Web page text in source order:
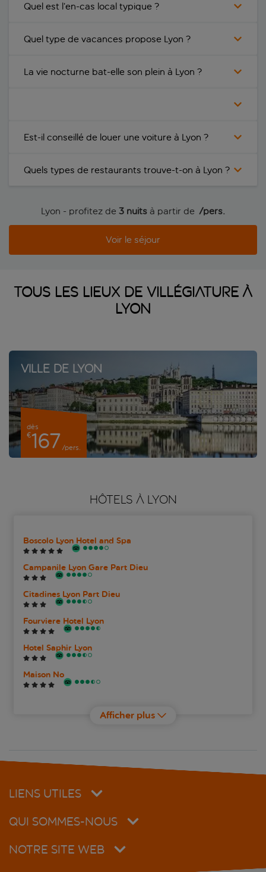
Quel est l’en-cas local typique ?
Quel type de vacances propose Lyon ?
La vie nocturne bat-elle son plein à Lyon ?
Est-il conseillé de louer une voiture à Lyon ?
Quels types de restaurants trouve-t-on à Lyon ?
Lyon - profitez de 3 nuits à partir de /pers.
Voir le séjour
Tous les lieux de villégiature à
Lyon
Ville de Lyon
dès
€167 /pers.
HÔTELS À LYON
Boscolo Lyon Hotel and Spa
Campanile Lyon Gare Part Dieu
Citadines Lyon Part Dieu
Fourviere Hotel Lyon
Hotel Saphir Lyon
Maison No
Afficher plus
LIENS UTILES
QUI SOMMES-NOUS
NOTRE SITE WEB